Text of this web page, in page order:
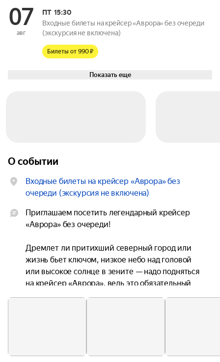
07
авг
ПТ15:30
Входные билеты на крейсер «Аврора» без очереди
(экскурсия не включена)
Билеты от 990 ₽
Показать еще
О событии
Входные билеты на крейсер «Аврора» без
очереди (экскурсия не включена)
Приглашаем посетить легендарный крейсер
«Аврора» без очереди!
Дремлет ли притихший северный город или
жизнь бьет ключом, низкое небо над головой
или высокое солнце в зените — надо подняться
на крейсер «Аврора», ведь это обязательный
пункт программы каждого гостя города.
Внимание! Это — только входные билеты на